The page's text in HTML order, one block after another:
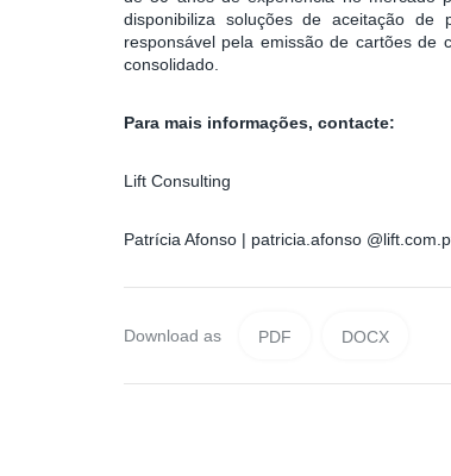
disponibiliza soluções de aceitação de
responsável pela emissão de cartões de
consolidado.
Para mais informações, contacte:
Lift Consulting
Patrícia Afonso | patricia.afonso
Download as PDF DOCX